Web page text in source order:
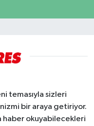
temasıyla sizleri
bir araya getiriyor.
haber okuyabilecekleri